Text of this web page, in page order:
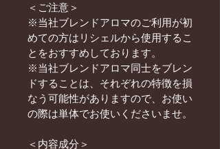
＜ご注意＞
※当社ブレンドアロマのご利用が初
めての方はリシェルから使用するこ
とをおすすめしております。
※当社ブレンドアロマ同士をブレン
ドすることは、それぞれの特徴を損
なう可能性がありますので、お使い
の際は単体でお使いくださいませ。
＜内容成分＞